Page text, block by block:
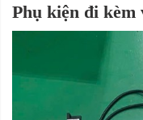
Phụ kiện đi kèm